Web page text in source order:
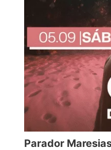
Parador